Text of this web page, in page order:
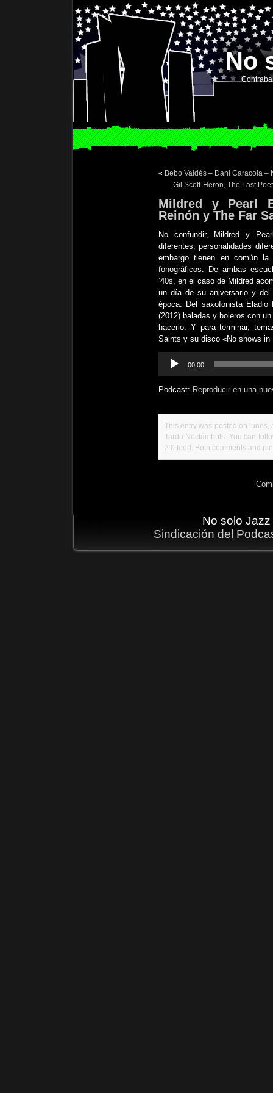
No
« Bebo Valdés – Dani Caracola –
Gil Scott-Heron, The Last
Mildred y Pearl
Reinón y The Far
No confundir, Mildred y
diferentes, personalidades
embargo tienen en común
fonográficos. De ambas
’40s, en el caso de Mildred
un día de su aniversario y
época. Del saxofonista
(2012) baladas y boleros con
hacerlo. Y para terminar,
Saints y su disco «No shows
Reproductor
00:00
Podcast: Reproducir en una
This entry was posted on
Tarda Noctámbuls. You can
2.0 feed. Both comments and
No solo
Sindicación del